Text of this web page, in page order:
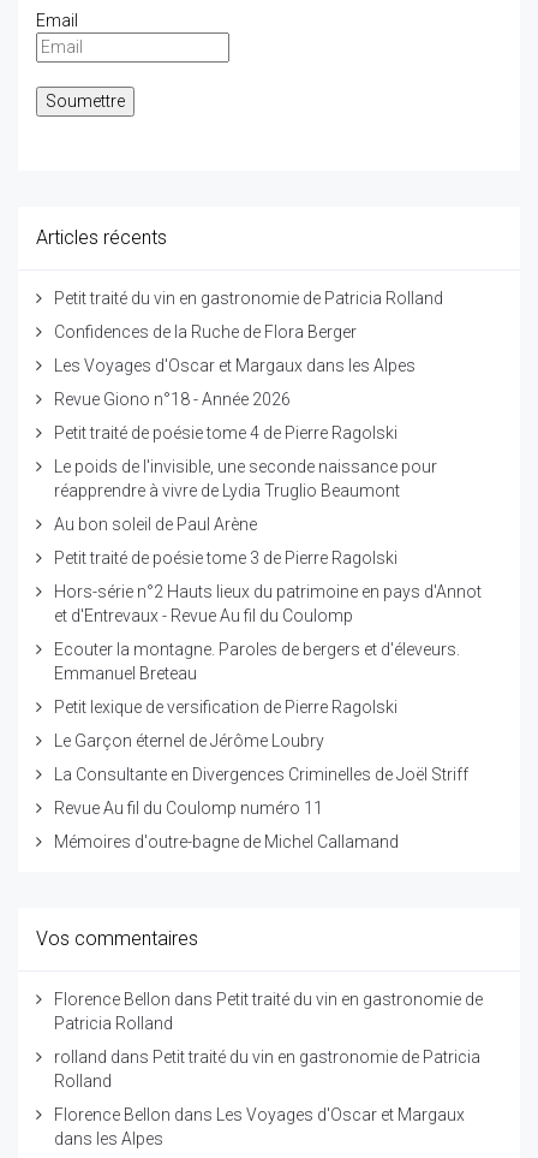
Email
Articles récents
Petit traité du vin en gastronomie de Patricia Rolland
Confidences de la Ruche de Flora Berger
Les Voyages d'Oscar et Margaux dans les Alpes
Revue Giono n°18 - Année 2026
Petit traité de poésie tome 4 de Pierre Ragolski
Le poids de l'invisible, une seconde naissance pour
réapprendre à vivre de Lydia Truglio Beaumont
Au bon soleil de Paul Arène
Petit traité de poésie tome 3 de Pierre Ragolski
Hors-série n°2 Hauts lieux du patrimoine en pays d'Annot
et d'Entrevaux - Revue Au fil du Coulomp
Ecouter la montagne. Paroles de bergers et d'éleveurs.
Emmanuel Breteau
Petit lexique de versification de Pierre Ragolski
Le Garçon éternel de Jérôme Loubry
La Consultante en Divergences Criminelles de Joël Striff
Revue Au fil du Coulomp numéro 11
Mémoires d'outre-bagne de Michel Callamand
Vos commentaires
Florence Bellon dans Petit traité du vin en gastronomie de
Patricia Rolland
rolland dans Petit traité du vin en gastronomie de Patricia
Rolland
Florence Bellon dans Les Voyages d'Oscar et Margaux
dans les Alpes